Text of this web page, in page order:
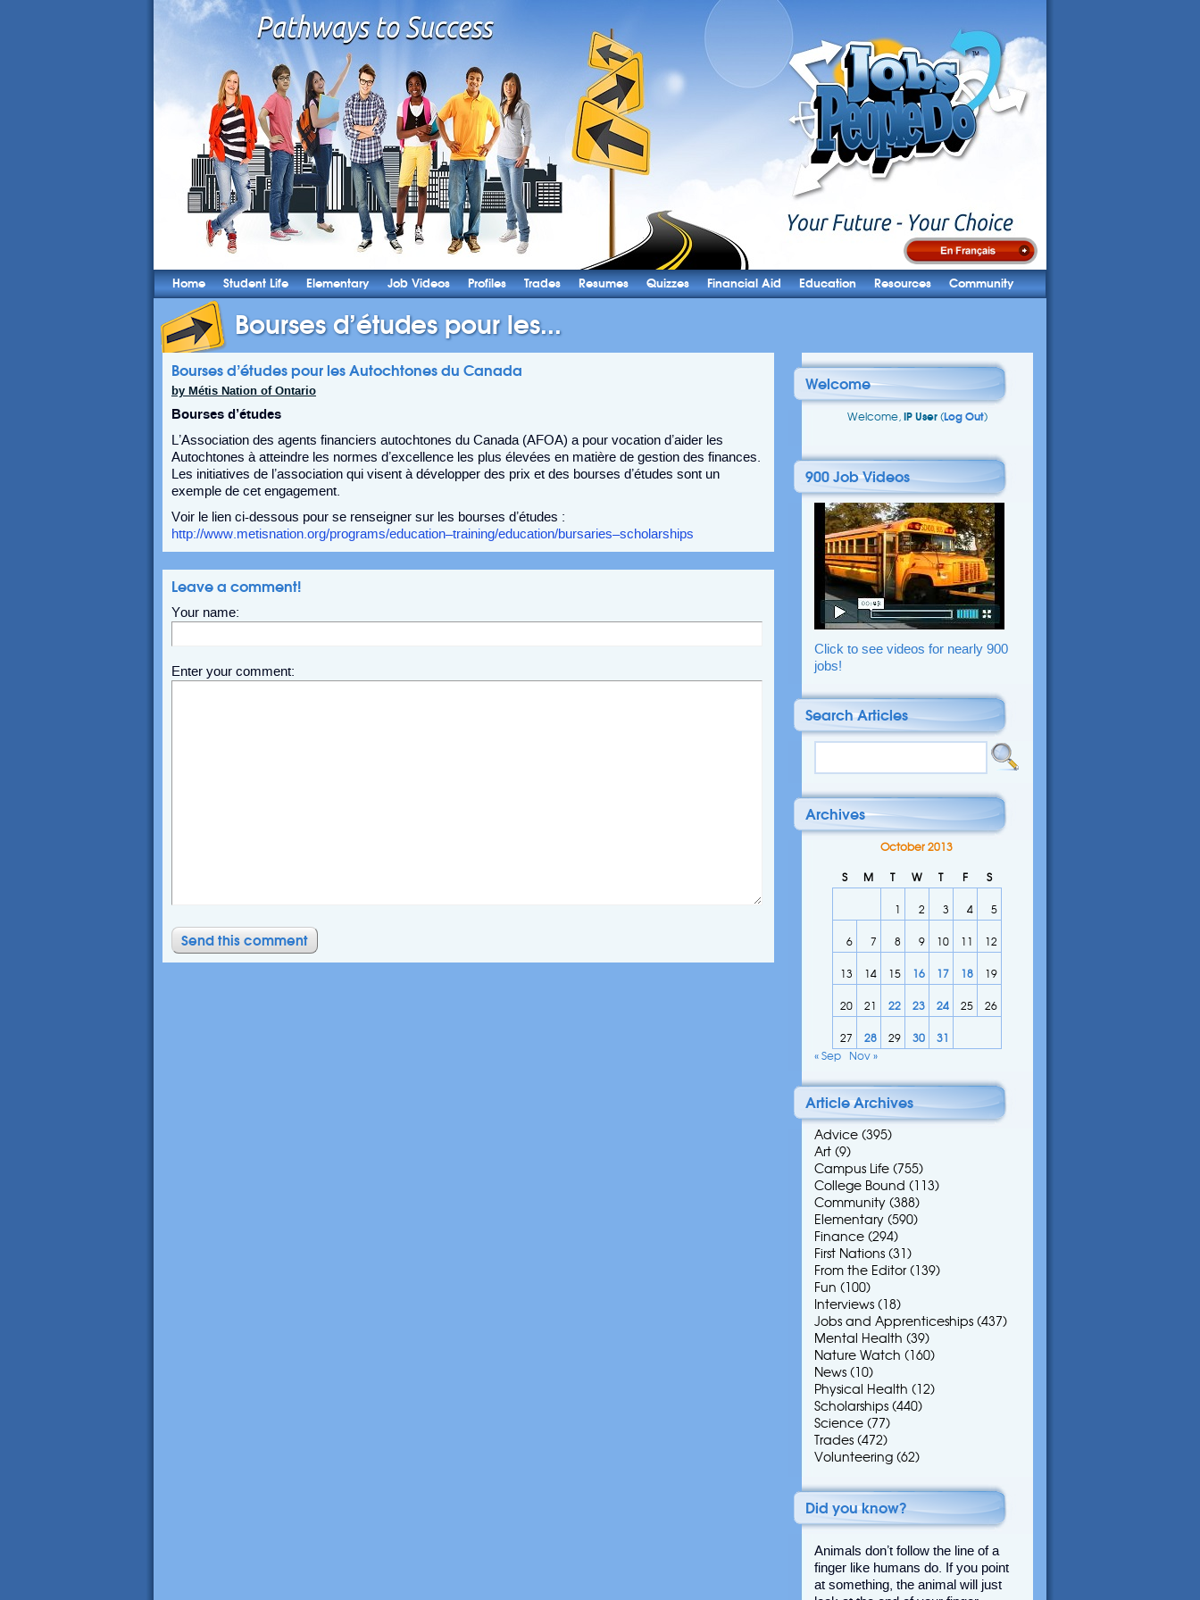
Home Student Life Elementary Job Videos Profiles Trades Resumes Quizzes Financial Aid Education Resources Community
Bourses d’études pour les...
Bourses d’études pour les Autochtones du Canada
by Métis Nation of Ontario
Bourses d’études
L’Association des agents financiers autochtones du Canada (AFOA) a pour vocation d’aider les
Autochtones à atteindre les normes d’excellence les plus élevées en matière de gestion des finances.
Les initiatives de l’association qui visent à développer des prix et des bourses d’études sont un
exemple de cet engagement.
Voir le lien ci-dessous pour se renseigner sur les bourses d’études :
http://www.metisnation.org/programs/education–training/education/bursaries–scholarships
Leave a comment!
Your name:
Enter your comment:
Welcome
Welcome, IP User (Log Out)
900 Job Videos
Click to see videos for nearly 900
jobs!
Search Articles
Archives
October 2013
S M T W T F S
1 2 3 4 5
6 7 8 9 10 11 12
13 14 15 16 17 18 19
20 21 22 23 24 25 26
27 28 29 30
31
« Sep
Nov »
Article Archives
Advice (395)
Art (9)
Campus Life (755)
College Bound (113)
Community (388)
Elementary (590)
Finance (294)
First Nations (31)
From the Editor (139)
Fun (100)
Interviews (18)
Jobs and Apprenticeships (437)
Mental Health (39)
Nature Watch (160)
News (10)
Physical Health (12)
Scholarships (440)
Science (77)
Trades (472)
Volunteering (62)
Did you know?
Animals don’t follow the line of a
finger like humans do. If you point
at something, the animal will just